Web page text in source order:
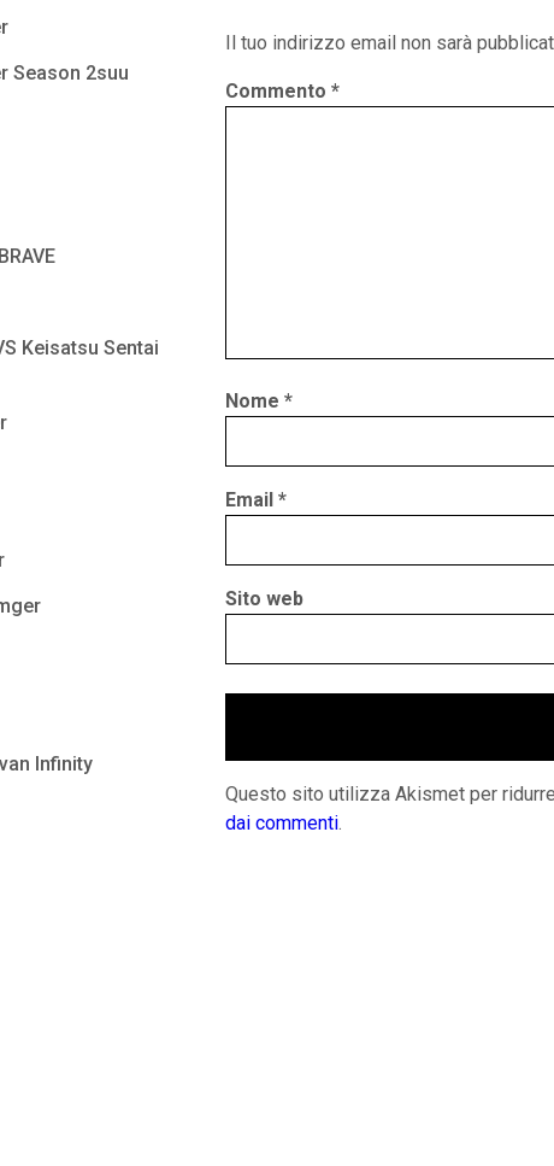
Season 2suu
Keisatsu Sentai
Infinity
Il tuo indirizzo email non sarà
Commento *
Nome *
Email *
Sito web
Questo sito utilizza Akismet per
dai commenti.